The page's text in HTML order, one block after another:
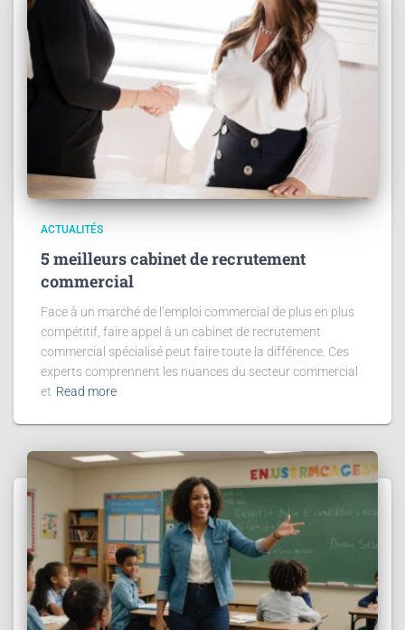
ACTUALITÉS
5 meilleurs cabinet de recrutement
commercial
Face à un marché de l’emploi commercial de plus en plus
compétitif, faire appel à un cabinet de recrutement
commercial spécialisé peut faire toute la différence. Ces
experts comprennent les nuances du secteur commercial
et Read more